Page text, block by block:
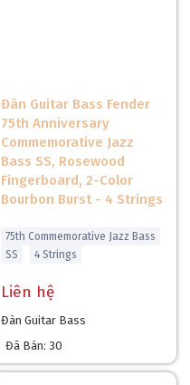
Đàn Guitar Bass Fender
75th Anniversary
Commemorative Jazz
Bass SS, Rosewood
Fingerboard, 2-Color
Bourbon Burst - 4 Strings
75th Commemorative Jazz Bass
SS
4 Strings
Liên hệ
Đàn Guitar Bass
Đã Bán: 30